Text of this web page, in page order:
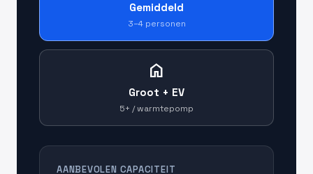
Gemiddeld
3–4 personen
home
Groot + EV
5+ / warmtepomp
AANBEVOLEN CAPACITEIT